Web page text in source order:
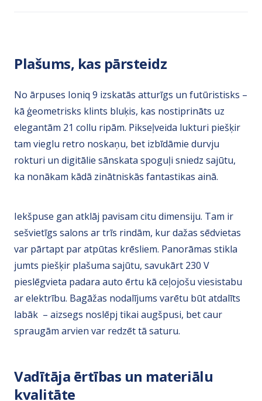
Plašums, kas pārsteidz
No ārpuses Ioniq 9 izskatās atturīgs un futūristisks –
kā ģeometrisks klints bluķis, kas nostiprināts uz
elegantām 21 collu ripām. Pikseļveida lukturi piešķir
tam vieglu retro noskaņu, bet izbīdāmie durvju
rokturi un digitālie sānskata spoguļi sniedz sajūtu,
ka nonākam kādā zinātniskās fantastikas ainā.
Iekšpuse gan atklāj pavisam citu dimensiju. Tam ir
sešvietīgs salons ar trīs rindām, kur dažas sēdvietas
var pārtapt par atpūtas krēsliem. Panorāmas stikla
jumts piešķir plašuma sajūtu, savukārt 230 V
pieslēgvieta padara auto ērtu kā ceļojošu viesistabu
ar elektrību. Bagāžas nodalījums varētu būt atdalīts
labāk – aizsegs noslēpj tikai augšpusi, bet caur
spraugām arvien var redzēt tā saturu.
Vadītāja ērtības un materiālu
kvalitāte